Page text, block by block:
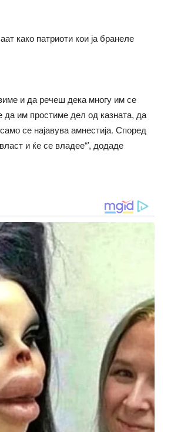
како патриоти кои ја бранеле
и да речеш дека многу им се
да им простиме дел од казната, да
се најавува амнестија. Според
и ќе се владее“’, додаде